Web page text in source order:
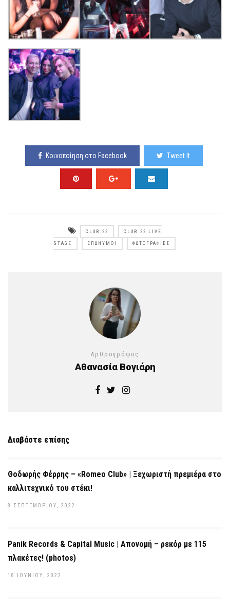
Κοινοποίηση στο Facebook Tweet It
CLUB 22 CLUB 22 LIVE
STAGE ΕΠΏΝΥΜΟΙ ΦΩΤΟΓΡΑΦΊΕΣ
Αρθρογράφος
Αθανασία Βογιάρη
Διαβάστε επίσης
Θοδωρής Φέρρης – «Romeo Club» | Ξεχωριστή πρεμιέρα στο
καλλιτεχνικό του στέκι!
8 ΣΕΠΤΕΜΒΡΊΟΥ, 2022
Panik Records & Capital Music | Απονομή – ρεκόρ με 115
πλακέτες! (photos)
18 ΙΟΥΝΊΟΥ, 2022